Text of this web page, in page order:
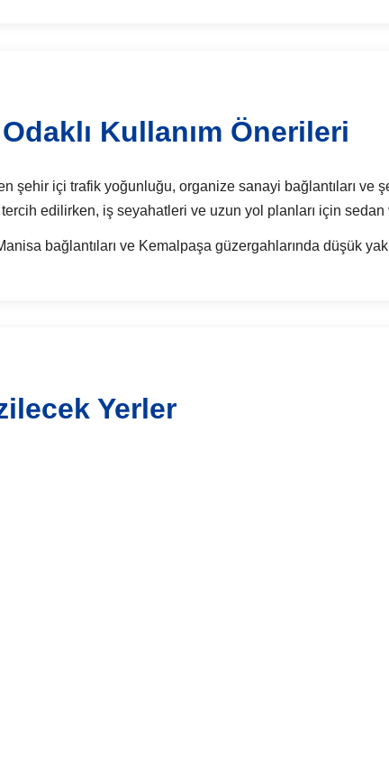
Kullanım Önerileri
şehir içi trafik yoğunluğu, organize sanayi bağlantıları ve
edilirken, iş seyahatleri ve uzun yol planları için
bağlantıları ve Kemalpaşa güzergahlarında düşük
Yerler